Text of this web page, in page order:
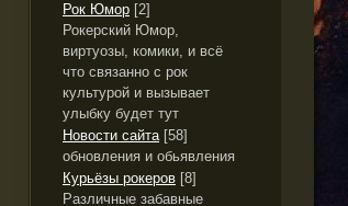
Рок Юмор [2]
Рокерский Юмор,
виртуозы, комики, и всё
что связанно с рок
культурой и вызывает
улыбку будет тут
Новости сайта [58]
обновления и обьявления
Курьёзы рокеров [8]
Различные забавные